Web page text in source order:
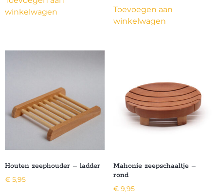
winkelwagen
Toevoegen aan
winkelwagen
Houten zeephouder – ladder
€ 5,95
Mahonie zeepschaaltje –
rond
€9,95